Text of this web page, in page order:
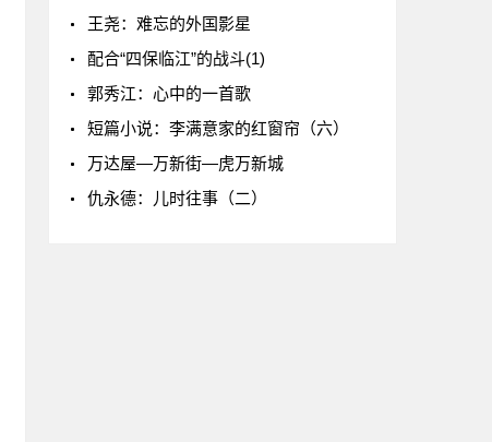
王尧：难忘的外国影星
配合“四保临江”的战斗(1)
郭秀江：心中的一首歌
短篇小说：李满意家的红窗帘（六）
万达屋—万新街—虎万新城
仇永德：儿时往事（二）